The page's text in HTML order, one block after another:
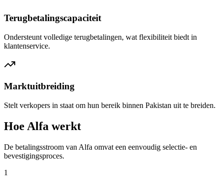
Terugbetalingscapaciteit
Ondersteunt volledige terugbetalingen, wat flexibiliteit biedt in
klantenservice.
Marktuitbreiding
Stelt verkopers in staat om hun bereik binnen Pakistan uit te breiden.
Hoe Alfa werkt
De betalingsstroom van Alfa omvat een eenvoudig selectie- en
bevestigingsproces.
1